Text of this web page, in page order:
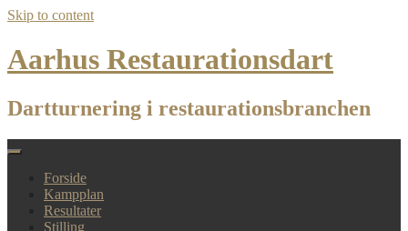
Skip to content
Aarhus Restaurationsdart
Dartturnering i restaurationsbranchen
Forside
Kampplan
Resultater
Stilling